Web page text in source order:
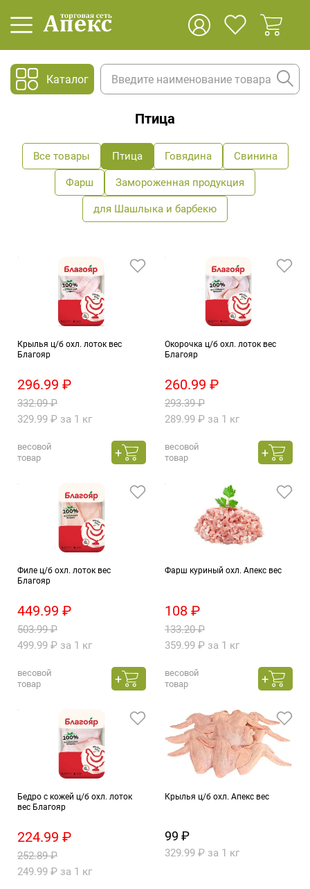
Каталог
Птица
Все товары Птица Говядина Свинина
Фарш Замороженная продукция
для Шашлыка и барбекю
Крылья ц/б охл. лоток вес
Благояр
296.99 ₽
332.09 ₽
329.99 ₽ за 1 кг
весовой
товар
Окорочка ц/б охл. лоток вес
Благояр
260.99 ₽
293.39 ₽
289.99 ₽ за 1 кг
весовой
товар
Филе ц/б охл. лоток вес
Благояр
449.99 ₽
503.99 ₽
499.99 ₽ за 1 кг
весовой
товар
Фарш куриный охл. Апекс вес
108 ₽
133.20 ₽
359.99 ₽ за 1 кг
весовой
товар
Бедро с кожей ц/б охл. лоток
вес Благояр
224.99 ₽
252.89 ₽
249.99 ₽ за 1 кг
Крылья ц/б охл. Апекс вес
99 ₽
329.99 ₽ за 1 кг